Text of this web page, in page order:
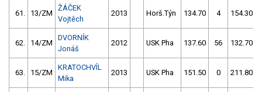
61. 13/ZM
ŽÁČEK
Vojtěch
2013 Horš.Týn 134.70 4 154.30
62. 14/ZM
DVORNÍK
Jonáš
2012 USK Pha 137.60 56 132.70
63. 15/ZM
KRATOCHVÍL
Mika
2013 USK Pha 151.50 0 211.80